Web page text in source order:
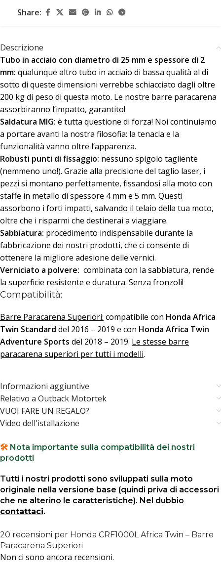
Share:
Descrizione
Tubo in acciaio con diametro di 25 mm e spessore di 2
mm: qualunque altro tubo in acciaio di bassa qualità al di
sotto di queste dimensioni verrebbe schiacciato dagli oltre
200 kg di peso di questa moto. Le nostre barre paracarena
assorbiranno l’impatto, garantito!
Saldatura MIG: è tutta questione di forza! Noi continuiamo
a portare avanti la nostra filosofia: la tenacia e la
funzionalità vanno oltre l’apparenza.
Robusti punti di fissaggio: nessuno spigolo tagliente
(nemmeno uno!). Grazie alla precisione del taglio laser, i
pezzi si montano perfettamente, fissandosi alla moto con
staffe in metallo di spessore 4 mm e 5 mm. Questi
assorbono i forti impatti, salvando il telaio della tua moto,
oltre che i risparmi che destinerai a viaggiare.
Sabbiatura: procedimento indispensabile durante la
fabbricazione dei nostri prodotti, che ci consente di
ottenere la migliore adesione delle vernici.
Verniciato a polvere: combinata con la sabbiatura, rende
la superficie resistente e duratura. Senza fronzoli!
Compatibilità:
Barre Paracarena Superiori: compatibile con Honda Africa
Twin Standard del 2016 – 2019 e con Honda Africa Twin
Adventure Sports del 2018 – 2019. Le stesse barre
paracarena superiori per tutti i modelli.
Informazioni aggiuntive
Relativo a Outback Motortek
VUOI FARE UN REGALO?
Video dell'istallazione
🛠️ Nota importante sulla compatibilità dei nostri
prodotti
Tutti i nostri prodotti sono sviluppati sulla moto
originale nella versione base (quindi priva di accessori
che ne alterino le caratteristiche). Nel dubbio
contattaci.
20 recensioni per Honda CRF1000L Africa Twin – Barre
Paracarena Superiori
Non ci sono ancora recensioni.